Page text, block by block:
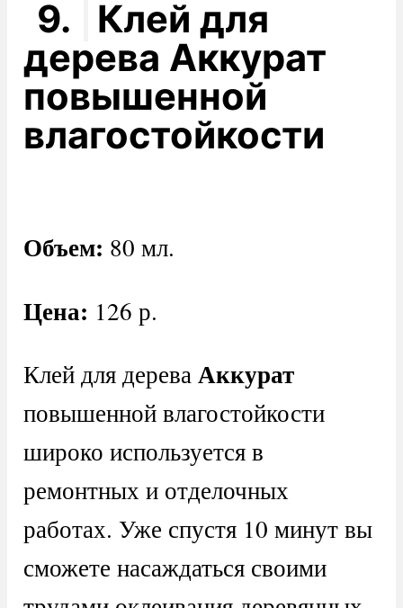
9.
Клей для
дерева Аккурат
повышенной
влагостойкости
Объем: 80 мл.
Цена: 126 р.
Клей для дереваАккурат
повышенной влагостойкости
широко используется в
ремонтных и отделочных
работах. Уже спустя 10 минут вы
сможете насаждаться своими